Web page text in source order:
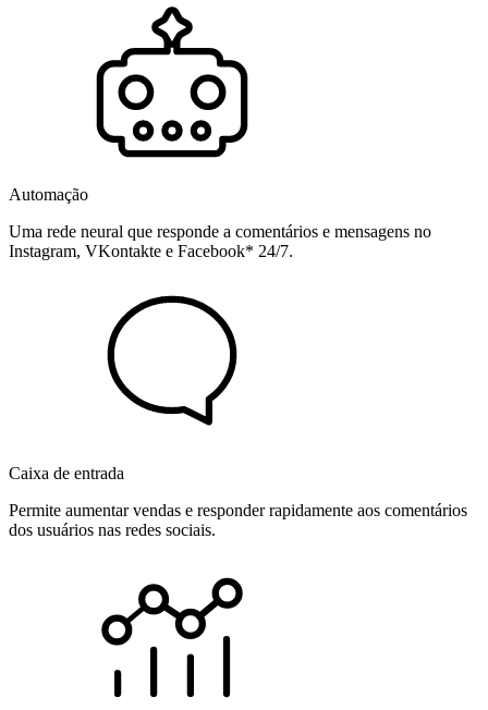
Automação
Uma rede neural que responde a comentários e mensagens no
Instagram, VKontakte e Facebook* 24/7.
Caixa de entrada
Permite aumentar vendas e responder rapidamente aos comentários
dos usuários nas redes sociais.